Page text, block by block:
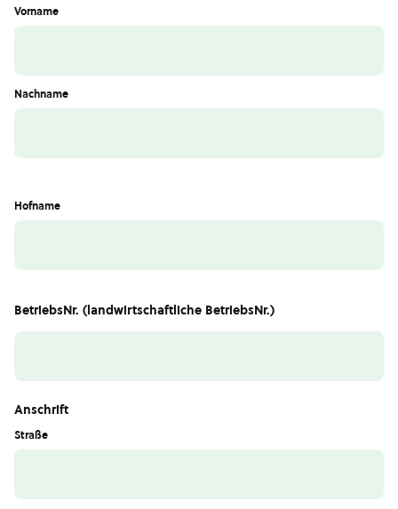
Vorname
Nachname
Hofname
BetriebsNr. (landwirtschaftliche BetriebsNr.)
Anschrift
Straße